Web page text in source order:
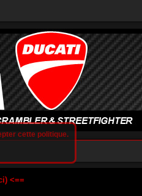
<==
cette politique.